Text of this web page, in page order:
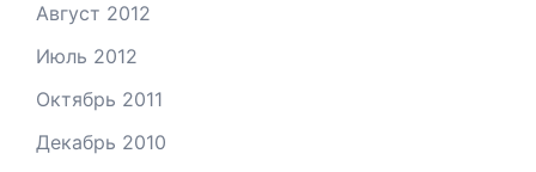
Август 2012
Июль 2012
Октябрь 2011
Декабрь 2010